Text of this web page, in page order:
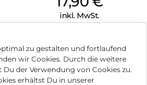
zu gestalten und fortlaufend
wir Cookies. Durch die weitere
der Verwendung von Cookies zu.
erhältst Du in unserer
inkl. MwSt.